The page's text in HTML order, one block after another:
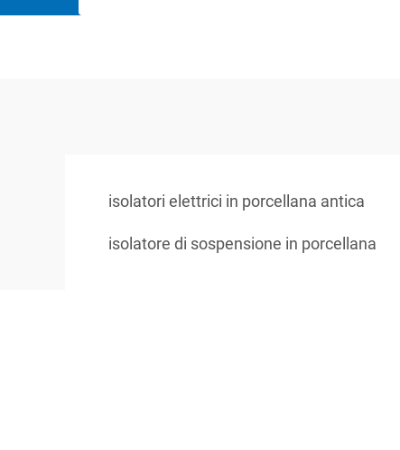
isolatori elettrici in porcellana antica
isolatore di sospensione in porcellana